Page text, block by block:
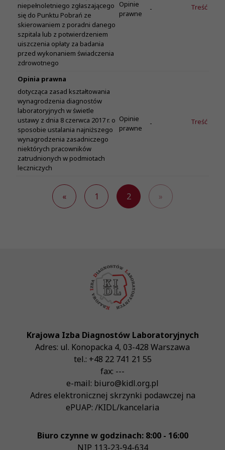
niepełnoletniego zgłaszającego
się do Punktu Pobrań ze
skierowaniem z poradni danego
szpitala lub z potwierdzeniem
uiszczenia opłaty za badania
przed wykonaniem świadczenia
zdrowotnego
Opinie
prawne
- Treść
Opinia prawna
dotycząca zasad kształtowania
wynagrodzenia diagnostów
laboratoryjnych w świetle
ustawy z dnia 8 czerwca 2017 r. o
sposobie ustalania najniższego
wynagrodzenia zasadniczego
niektórych pracowników
zatrudnionych w podmiotach
leczniczych
Opinie
prawne
- Treść
« 1 2 »
Krajowa Izba Diagnostów Laboratoryjnych
Adres: ul. Konopacka 4, 03-428 Warszawa
tel.: +48 22 741 21 55
fax: ---
e-mail: biuro@kidl.org.pl
Adres elektronicznej skrzynki podawczej na
ePUAP: /KIDL/kancelaria
Biuro czynne w godzinach: 8:00 - 16:00
NIP 113-23-94-634